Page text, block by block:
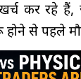
कर रहे
होने से पहले